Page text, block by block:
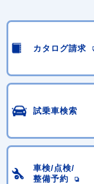
カタログ請求
試乗車検索
車検/点検/
整備予約